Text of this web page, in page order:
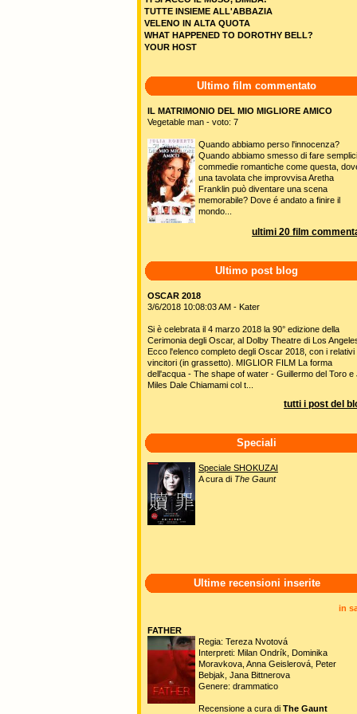
TUTTE INSIEME ALL'ABBAZIA
VELENO IN ALTA QUOTA
WHAT HAPPENED TO DOROTHY BELL?
YOUR HOST
Ultimo film commentato
IL MATRIMONIO DEL MIO MIGLIORE AMICO
Vegetable man - voto: 7
Quando abbiamo perso l'innocenza?
Quando abbiamo smesso di fare semplici
commedie romantiche come questa,
una tavolata che improvvisa Aretha
Franklin può diventare una scena
memorabile? Dove é andato a finire il
mondo...
ultimi 20 film
Ultimo post blog
OSCAR 2018
3/6/2018 10:08:03 AM - Kater
Si è celebrata il 4 marzo 2018 la 90° edizione della
Cerimonia degli Oscar, al Dolby Theatre di Los
Ecco l'elenco completo degli Oscar 2018, con i relativi
vincitori (in grassetto). MIGLIOR FILM La forma
dell'acqua - The shape of water - Guillermo del Toro e
Miles Dale Chiamami col t...
tutti i post del
Speciali
Speciale SHOKUZAI
A cura di The Gaunt
Ultime recensioni inserite
in
FATHER
Regia: Tereza Nvotová
Interpreti: Milan Ondrík, Dominika
Moravkova, Anna Geislerová, Peter
Bebjak, Jana Bittnerova
Genere: drammatico
Recensione a cura di The Gaunt